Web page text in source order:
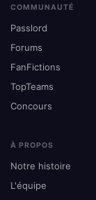
COMMUNAUTÉ
Passlord
Forums
FanFictions
TopTeams
Concours
À PROPOS
Notre histoire
L'équipe